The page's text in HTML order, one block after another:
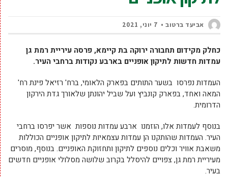
אביעד ברטוב 7 יוני, 2021
כחלק מקידום תחבורה ירוקה בת קיימא, פרסה עיריית רמת גן
עמדות חדשות לתיקון אופניים בארבע נקודות ברחבי העיר.
העמדות נפרסו בשער התותים בפארק הלאומי, ברח' רזיאל פינת רח'
המאה ואחד, בפארק קונביץ ועל שביל יהונתן שלאורך גדת הירקון
הדרומית.
בנוסף לעמדות אלו, הוזמנו ארבע עמדות נוספות אשר יפרסו ברחבי
העיר. העמדות שהותקנו הן עמדות עצמאיות לתיקון אופניים הכוללות
משאבת אוויר וכלים נוספים לתיקון ותחזוקת האופניים. בנוסף, מוסרים
מעיריית רמת גן, צפויים להיסלל בקרוב שלושה מסלולי אופניים חדשים
בעיר.